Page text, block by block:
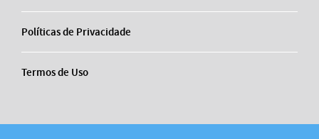
Políticas de Privacidade
Termos de Uso